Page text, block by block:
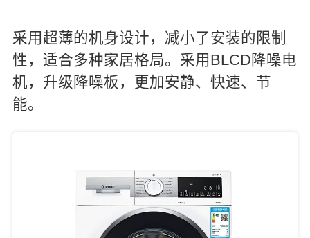
采用超薄的机身设计，减小了安装的限制
性，适合多种家居格局。采用BLCD降噪电
机，升级降噪板，更加安静、快速、节
能。